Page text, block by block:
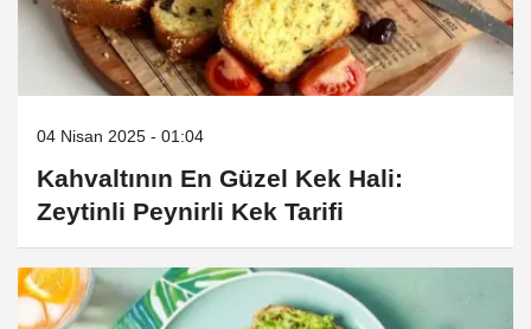
04 Nisan 2025 - 01:04
Kahvaltının En Güzel Kek Hali:
Zeytinli Peynirli Kek Tarifi